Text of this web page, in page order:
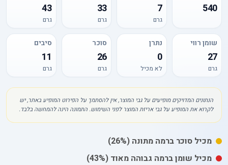
540
7
גרם
33
גרם
43
גרם
שומן רווי
27
גרם
נתרן
0
לא מכיל
סוכר
26
גרם
סיבים
11
גרם
הנתונים המדויקים מופיעים על גבי המוצר, אין להסתמך על הפירוט המופיע באתר, יש
לקרוא את המופיע על גבי אריזת המוצר לפני השימוש. התמונה הינה להמחשה בלבד.
מכיל סוכר ברמה מתונה (26%)
מכיל שומןברמה גבוהה מאוד (43%)